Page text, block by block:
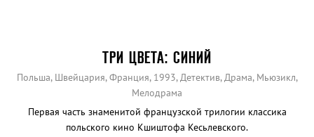
ТРИ ЦВЕТА: СИНИЙ
Польша, Швейцария, Франция, 1993, Детектив, Драма, Мьюзикл,
Мелодрама
Первая часть знаменитой французской трилогии классика
польского кино Кшиштофа Кесьлевского.